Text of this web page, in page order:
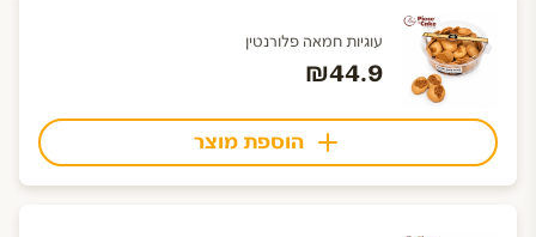
עוגיות חמאה פלורנטין
₪44.9
הוספת מוצר